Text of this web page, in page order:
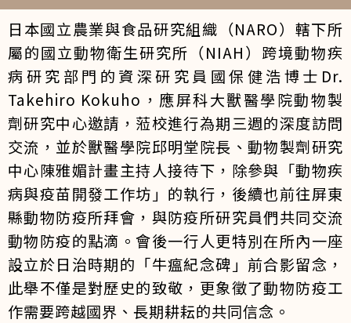
日本國立農業與食品研究組織（NARO）轄下所
屬的國立動物衛生研究所（NIAH）跨境動物疾
病研究部門的資深研究員國保健浩博士Dr.
Takehiro Kokuho，應屏科大獸醫學院動物製
劑研究中心邀請，蒞校進行為期三週的深度訪問
交流，並於獸醫學院邱明堂院長、動物製劑研究
中心陳雅媚計畫主持人接待下，除參與「動物疾
病與疫苗開發工作坊」的執行，後續也前往屏東
縣動物防疫所拜會，與防疫所研究員們共同交流
動物防疫的點滴。會後一行人更特別在所內一座
設立於日治時期的「牛瘟紀念碑」前合影留念，
此舉不僅是對歷史的致敬，更象徵了動物防疫工
作需要跨越國界、長期耕耘的共同信念。